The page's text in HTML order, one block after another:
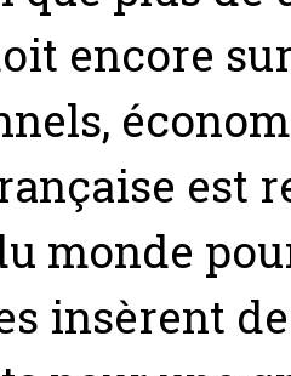
encore
est
monde
insèrent